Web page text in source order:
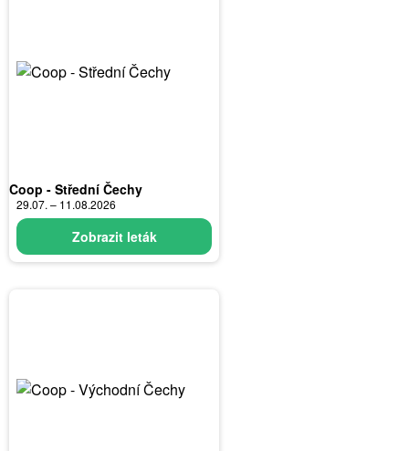
Coop - Střední Čechy
29.07. – 11.08.2026
Zobrazit leták